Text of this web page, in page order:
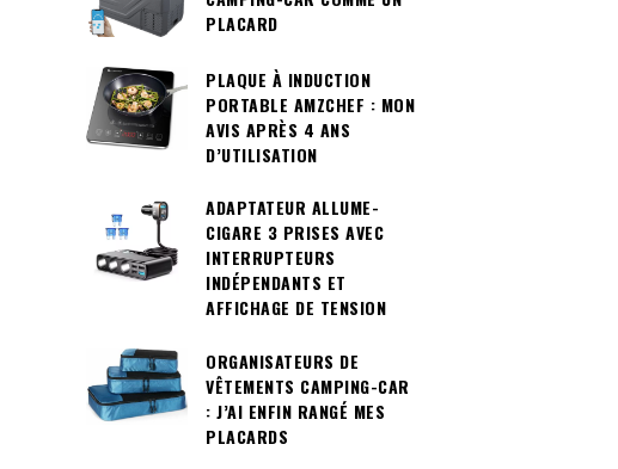
PLACARD
PLAQUE À INDUCTION
PORTABLE AMZCHEF : MON
AVIS APRÈS 4 ANS
D’UTILISATION
ADAPTATEUR ALLUME-
CIGARE 3 PRISES AVEC
INTERRUPTEURS
INDÉPENDANTS ET
AFFICHAGE DE TENSION
ORGANISATEURS DE
VÊTEMENTS CAMPING-CAR
: J’AI ENFIN RANGÉ MES
PLACARDS